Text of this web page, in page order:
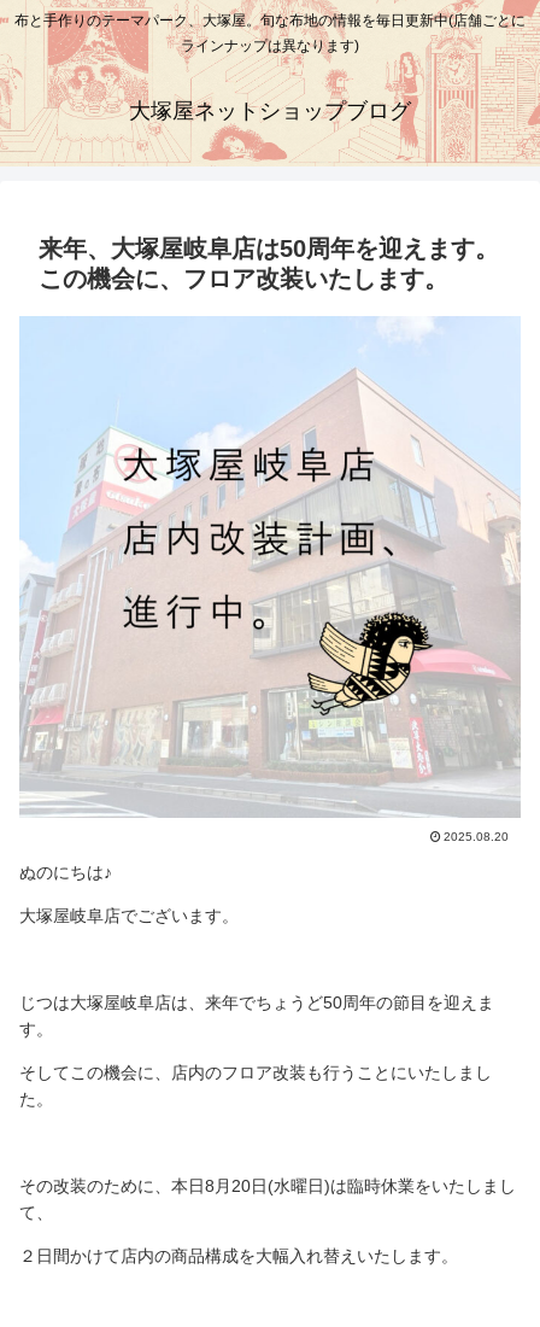
布と手作りのテーマパーク、大塚屋。旬な布地の情報を毎日更新中(店舗ごとに
ラインナップは異なります)
大塚屋ネットショップブログ
来年、大塚屋岐阜店は50周年を迎えます。
この機会に、フロア改装いたします。
2025.08.20
ぬのにちは♪
大塚屋岐阜店でございます。
じつは大塚屋岐阜店は、来年でちょうど50周年の節目を迎えま
す。
そしてこの機会に、店内のフロア改装も行うことにいたしまし
た。
その改装のために、本日8月20日(水曜日)は臨時休業をいたしまし
て、
２日間かけて店内の商品構成を大幅入れ替えいたします。